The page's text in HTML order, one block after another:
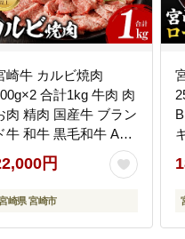
崎牛 カルビ焼肉
合計1kg 牛肉 肉
肉 精肉 国産牛 ブラン
牛 和牛 黒毛和牛 A4
円
崎県 宮崎市